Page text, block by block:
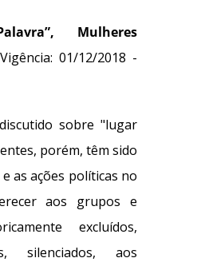
Mulheres
01/12/2018 -
sobre "lugar
porém, têm sido
as ações políticas no
aos grupos e
excluídos,
silenciados, aos